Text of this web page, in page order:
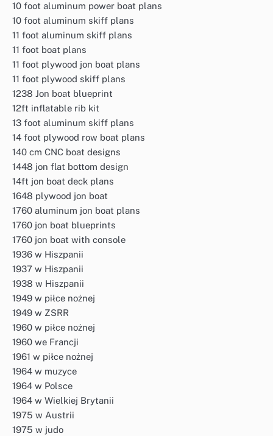
10 foot aluminum power boat plans
10 foot aluminum skiff plans
11 foot aluminum skiff plans
11 foot boat plans
11 foot plywood jon boat plans
11 foot plywood skiff plans
1238 Jon boat blueprint
12ft inflatable rib kit
13 foot aluminum skiff plans
14 foot plywood row boat plans
140 cm CNC boat designs
1448 jon flat bottom design
14ft jon boat deck plans
1648 plywood jon boat
1760 aluminum jon boat plans
1760 jon boat blueprints
1760 jon boat with console
1936 w Hiszpanii
1937 w Hiszpanii
1938 w Hiszpanii
1949 w piłce nożnej
1949 w ZSRR
1960 w piłce nożnej
1960 we Francji
1961 w piłce nożnej
1964 w muzyce
1964 w Polsce
1964 w Wielkiej Brytanii
1975 w Austrii
1975 w judo